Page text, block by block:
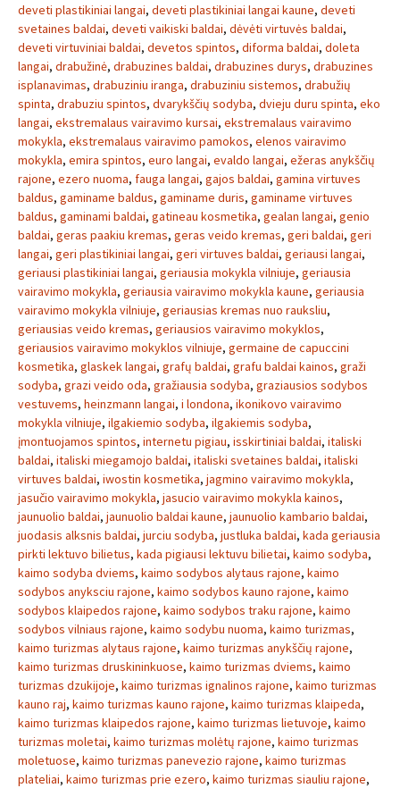
deveti plastikiniai langai, deveti plastikiniai langai kaune, deveti
svetaines baldai, deveti vaikiski baldai, dėvėti virtuvės baldai,
deveti virtuviniai baldai, devetos spintos, diforma baldai, doleta
langai, drabužinė, drabuzines baldai, drabuzines durys, drabuzines
isplanavimas, drabuziniu iranga, drabuziniu sistemos, drabužių
spinta, drabuziu spintos, dvarykščių sodyba, dvieju duru spinta, eko
langai, ekstremalaus vairavimo kursai, ekstremalaus vairavimo
mokykla, ekstremalaus vairavimo pamokos, elenos vairavimo
mokykla, emira spintos, euro langai, evaldo langai, ežeras anykščių
rajone, ezero nuoma, fauga langai, gajos baldai, gamina virtuves
baldus, gaminame baldus, gaminame duris, gaminame virtuves
baldus, gaminami baldai, gatineau kosmetika, gealan langai, genio
baldai, geras paakiu kremas, geras veido kremas, geri baldai, geri
langai, geri plastikiniai langai, geri virtuves baldai, geriausi langai,
geriausi plastikiniai langai, geriausia mokykla vilniuje, geriausia
vairavimo mokykla, geriausia vairavimo mokykla kaune, geriausia
vairavimo mokykla vilniuje, geriausias kremas nuo rauksliu,
geriausias veido kremas, geriausios vairavimo mokyklos,
geriausios vairavimo mokyklos vilniuje, germaine de capuccini
kosmetika, glaskek langai, grafų baldai, grafu baldai kainos, graži
sodyba, grazi veido oda, gražiausia sodyba, graziausios sodybos
vestuvems, heinzmann langai, i londona, ikonikovo vairavimo
mokykla vilniuje, ilgakiemio sodyba, ilgakiemis sodyba,
įmontuojamos spintos, internetu pigiau, isskirtiniai baldai, italiski
baldai, italiski miegamojo baldai, italiski svetaines baldai, italiski
virtuves baldai, iwostin kosmetika, jagmino vairavimo mokykla,
jasučio vairavimo mokykla, jasucio vairavimo mokykla kainos,
jaunuolio baldai, jaunuolio baldai kaune, jaunuolio kambario baldai,
juodasis alksnis baldai, jurciu sodyba, justluka baldai, kada geriausia
pirkti lektuvo bilietus, kada pigiausi lektuvu bilietai, kaimo sodyba,
kaimo sodyba dviems, kaimo sodybos alytaus rajone, kaimo
sodybos anyksciu rajone, kaimo sodybos kauno rajone, kaimo
sodybos klaipedos rajone, kaimo sodybos traku rajone, kaimo
sodybos vilniaus rajone, kaimo sodybu nuoma, kaimo turizmas,
kaimo turizmas alytaus rajone, kaimo turizmas anykščių rajone,
kaimo turizmas druskininkuose, kaimo turizmas dviems, kaimo
turizmas dzukijoje, kaimo turizmas ignalinos rajone, kaimo turizmas
kauno raj, kaimo turizmas kauno rajone, kaimo turizmas klaipeda,
kaimo turizmas klaipedos rajone, kaimo turizmas lietuvoje, kaimo
turizmas moletai, kaimo turizmas molėtų rajone, kaimo turizmas
moletuose, kaimo turizmas panevezio rajone, kaimo turizmas
plateliai, kaimo turizmas prie ezero, kaimo turizmas siauliu rajone,